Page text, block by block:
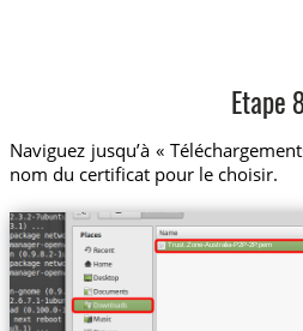
Etape 8
Naviguez jusqu’à «
nom du certificat pour le choisir.
Trust.Zone-Australia-P2P-2P.pem